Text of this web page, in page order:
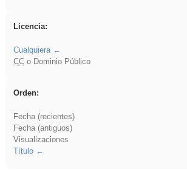
Licencia:
Cualquiera
CCo Dominio Público
Orden:
Fecha (recientes)
Fecha (antiguos)
Visualizaciones
Título